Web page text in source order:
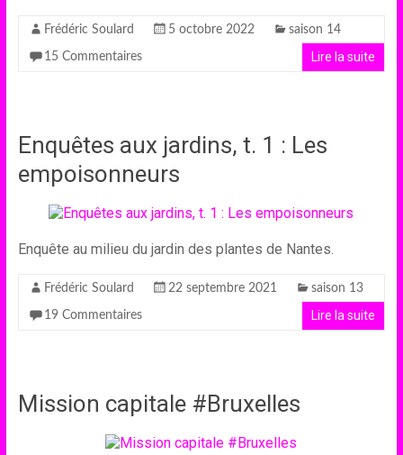
Frédéric Soulard 5 octobre 2022 saison 14
15 Commentaires Lire la suite
Enquêtes aux jardins, t. 1 : Les
empoisonneurs
Enquête au milieu du jardin des plantes de Nantes.
Frédéric Soulard 22 septembre 2021 saison 13
19 Commentaires Lire la suite
Mission capitale #Bruxelles